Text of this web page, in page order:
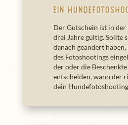
ein
Der Gutschein ist in der
drei Jahre gültig. Sollte
danach geändert
des Fotoshootings
der oder die
entscheiden, wann der
dein